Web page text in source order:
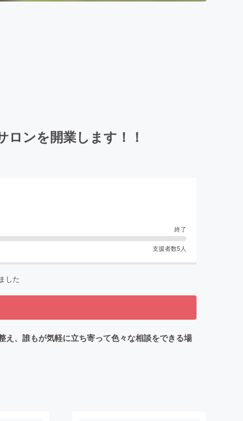
ンを開業します！！
終了
支援者数5 人
した
、誰もが気軽に立ち寄って色々な相談をできる場